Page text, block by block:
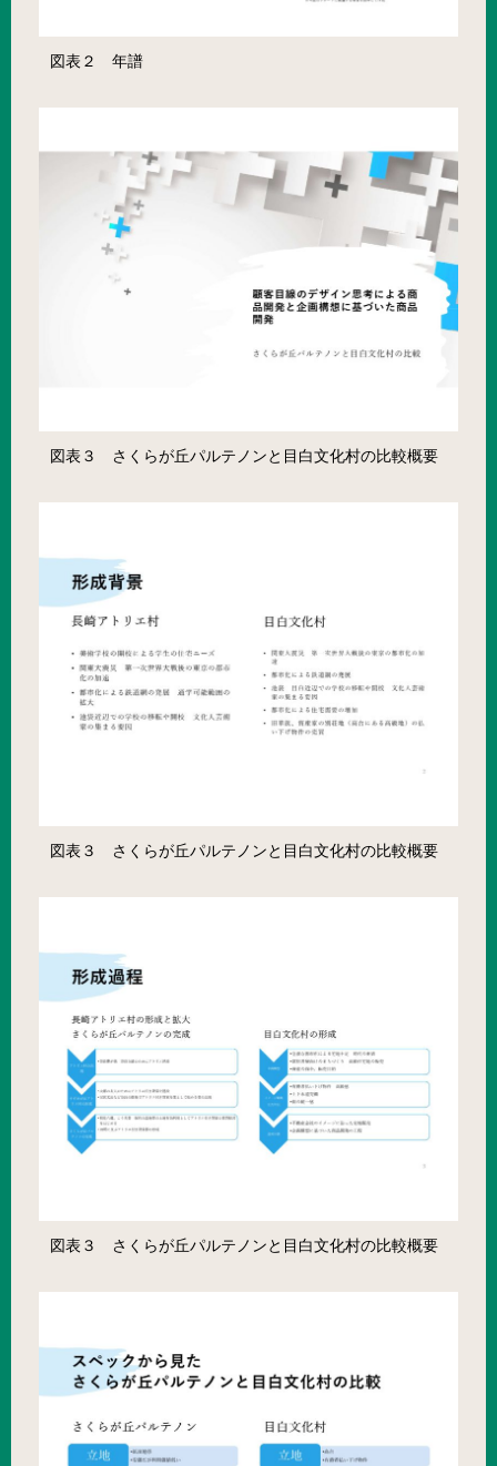
図表２ 年譜
図表３ さくらが丘パルテノンと目白文化村の比較概要
図表３ さくらが丘パルテノンと目白文化村の比較概要
図表３ さくらが丘パルテノンと目白文化村の比較概要